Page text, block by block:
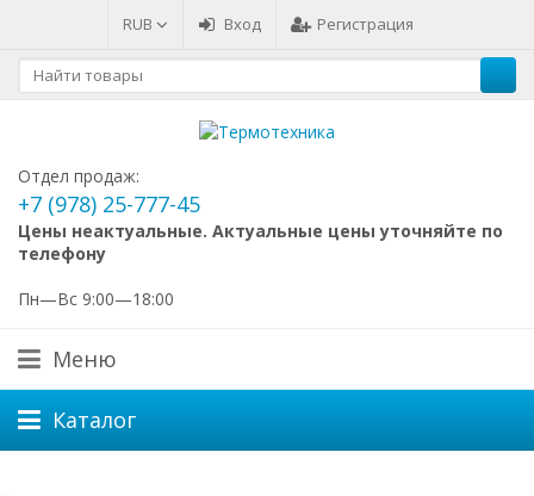
RUB Вход Регистрация
Отдел продаж:
+7 (978) 25-777-45
Цены неактуальные. Актуальные цены уточняйте по
телефону
Пн—Вс 9:00—18:00
Меню
Каталог